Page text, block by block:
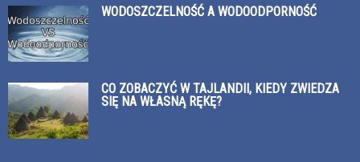
WODOSZCZELNOŚĆ A WODOODPORNOŚĆ
CO ZOBACZYĆ W TAJLANDII, KIEDY ZWIEDZA
SIĘ NA WŁASNĄ RĘKĘ?